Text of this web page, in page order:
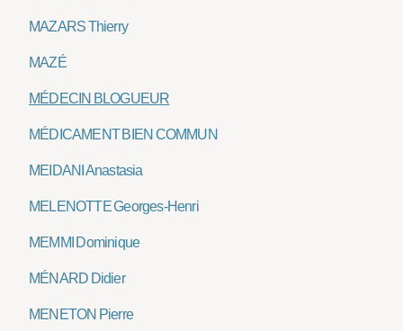
MAZARS Thierry
MAZÉ
MÉDECIN BLOGUEUR
MÉDICAMENT BIEN COMMUN
MEIDANI Anastasia
MELENOTTE Georges-Henri
MEMMI Dominique
MÉNARD Didier
MENETON Pierre